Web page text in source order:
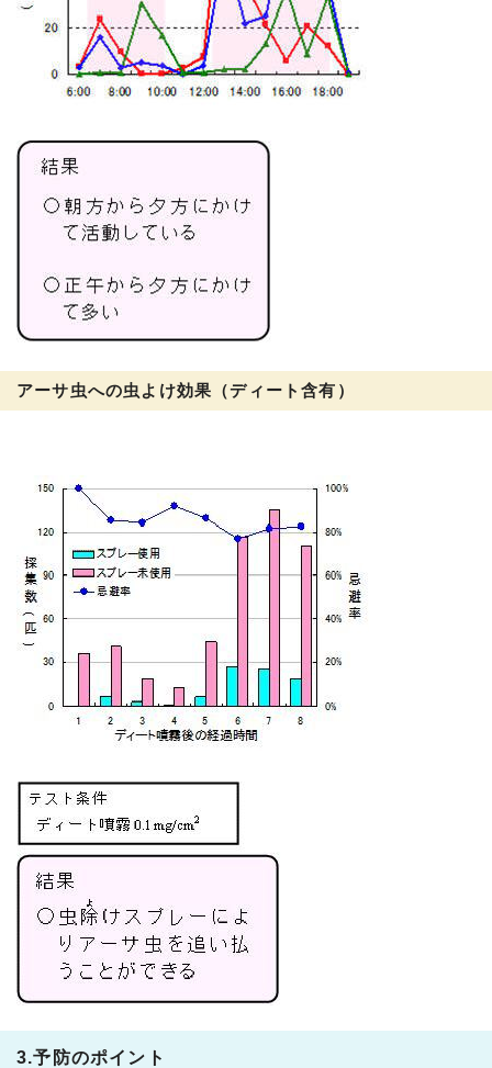
アーサ虫への虫よけ効果（ディート含有）
3.予防のポイント